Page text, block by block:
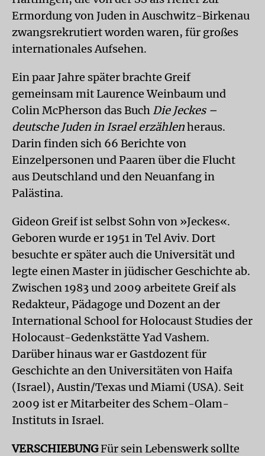
Ermordung von Juden in Auschwitz-Birkenau
zwangsrekrutiert worden waren, für großes
internationales Aufsehen.
Ein paar Jahre später brachte Greif
gemeinsam mit Laurence Weinbaum und
Colin McPherson das Buch Die Jeckes –
deutsche Juden in Israel erzählenheraus.
Darin finden sich 66 Berichte von
Einzelpersonen und Paaren über die Flucht
aus Deutschland und den Neuanfang in
Palästina.
Gideon Greif ist selbst Sohn von »Jeckes«.
Geboren wurde er 1951 in Tel Aviv. Dort
besuchte er später auch die Universität und
legte einen Master in jüdischer Geschichte ab.
Zwischen 1983 und 2009 arbeitete Greif als
Redakteur, Pädagoge und Dozent an der
International School for Holocaust Studies der
Holocaust-Gedenkstätte Yad Vashem.
Darüber hinaus war er Gastdozent für
Geschichte an den Universitäten von Haifa
(Israel), Austin/Texas und Miami (USA). Seit
2009 ist er Mitarbeiter des Schem-Olam-
Instituts in Israel.
VERSCHIEBUNGFür sein Lebenswerk sollte